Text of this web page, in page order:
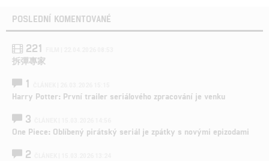
POSLEDNÍ KOMENTOVANÉ
221
拆彈專家
1
Harry Potter: První trailer seriálového zpracování je venku
3
One Piece: Oblíbený pirátský seriál je zpátky s novými epizodami
2